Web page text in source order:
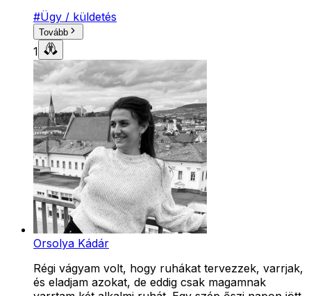
#Ügy / küldetés
Tovább
1
Orsolya Kádár
Régi vágyam volt, hogy ruhákat tervezzek, varrjak,
és eladjam azokat, de eddig csak magamnak